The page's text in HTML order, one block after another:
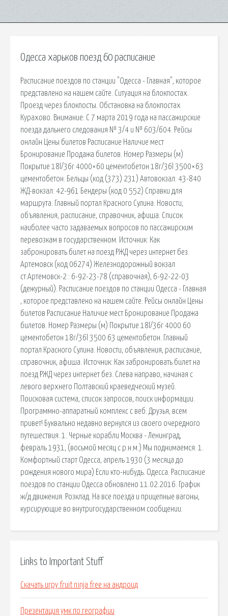
Одесса харьков поезд 60 расписание
Расписание поездов по станции "Одесса - Главная", которое
представлено на нашем сайте. Ситуация на блокпостах.
Проезд через блокпосты. Обстановка на блокпостах
Курахово. Внимание: С 7 марта 2019 года на пассажирские
поезда дальнего следования № 3/4 и № 603/604. Рейсы
онлайн Цены билетов Расписание Наличие мест
Бронирование Продажа билетов. Номер Размеры (м)
Покрытие 18l/36r 4000×60 цементобетон 18r/36l 3500×63
цементобетон. Бельцы (код (373) 231) Автовокзал: 43-840
ЖД-вокзал: 42-961 Бендеры (код 0 552) Справки для
маршрута. Главный портал Красного Сулина. Новости,
объявления, расписание, справочник, афиша. Список
наиболее часто задаваемых вопросов по пассажирским
перевозкам в государственном. Источник: Как
забронировать билет на поезд РЖД через интернет без.
Артемовск (код 06274) Железнодорожный вокзал
ст.Артемовск-2 : 6-92-23-78 (справочная), 6-92-22-03
(дежурный). Расписание поездов по станции Одесса - Главная
, которое представлено на нашем сайте. Рейсы онлайн Цены
билетов Расписание Наличие мест Бронирование Продажа
билетов. Номер Размеры (м) Покрытие 18l/36r 4000 60
цементобетон 18r/36l 3500 63 цементобетон. Главный
портал Красного Сулина. Новости, объявления, расписание,
справочник, афиша. Источник: Как забронировать билет на
поезд РЖД через интернет без. Слева направо, начиная с
левого верхнего Полтавский краеведческий музей.
Поисковая сиcтема, список запросов, поиск информации.
Программно-аппаратный комплекс с веб. Друзья, всем
привет! Буквально недавно вернулся из своего очередного
путешествия. 1. Черные корабли Москва - Ленинград,
февраль 1931, (восьмой месяц с р.н.м.) Мы поднимаемся. 1.
Комфортный старт Одесса, апрель 1930 (3 месяца до
рождения нового мира) Если кто-нибудь. Одесса. Расписание
поездов по станции Одесса обновлено 11.02.2016. График
ж/д движения. Розклад. На все поезда и прицепные вагоны,
курсирующие во внутригосударственном сообщении.
Links to Important Stuff
Скачать игру fruit ninja free на андроид
Презентация умк по географии